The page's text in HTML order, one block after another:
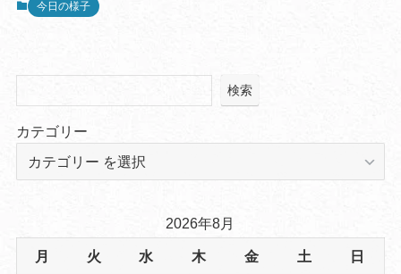
今日の様子
検索
カテゴリー
2026年8月
月 火 水 木 金 土 日